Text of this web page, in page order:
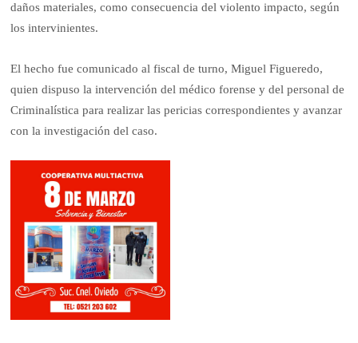
daños materiales, como consecuencia del violento impacto, según
los intervinientes.
El hecho fue comunicado al fiscal de turno, Miguel Figueredo,
quien dispuso la intervención del médico forense y del personal de
Criminalística para realizar las pericias correspondientes y avanzar
con la investigación del caso.